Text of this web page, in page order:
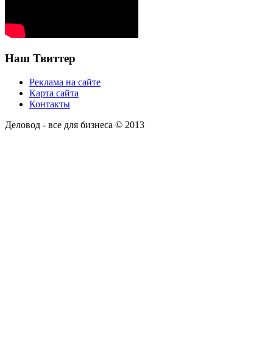
Наш Твиттер
Реклама на сайте
Карта сайта
Контакты
Деловод - все для бизнеса © 2013